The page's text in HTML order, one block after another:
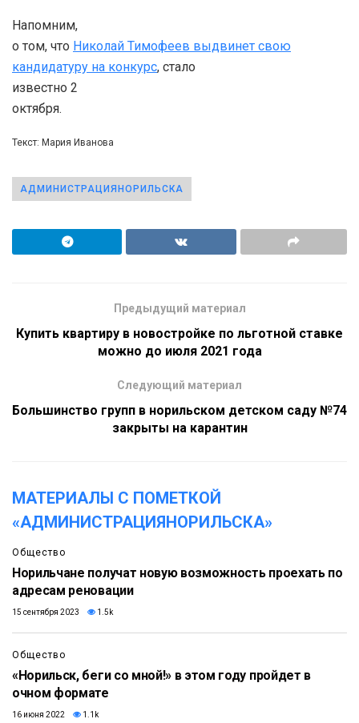
Напомним,
о том, что Николай Тимофеев выдвинет свою
кандидатуру на конкурс, стало
известно 2
октября.
Текст: Мария Иванова
АДМИНИСТРАЦИЯНОРИЛЬСКА
Предыдущий материал
Купить квартиру в новостройке по льготной ставке
можно до июля 2021 года
Следующий материал
Большинство групп в норильском детском саду №74
закрыты на карантин
МАТЕРИАЛЫ С ПОМЕТКОЙ
«АДМИНИСТРАЦИЯНОРИЛЬСКА»
Общество
Норильчане получат новую возможность проехать по
адресам реновации
15 сентября 2023 1.5k
Общество
«Норильск, беги со мной!» в этом году пройдет в
очном формате
16 июня 2022 1.1k